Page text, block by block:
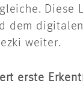
Diese
dem
weiter.
erste